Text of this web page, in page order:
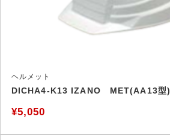
ヘルメット
DICHA4-K13 IZANO MET(AA13型)
¥5,050